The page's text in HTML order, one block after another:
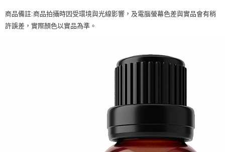
商品備註:商品拍攝時因受環境與光線影響，及電腦螢幕色差與實品會有稍
許誤差，實際顏色以實品為準。